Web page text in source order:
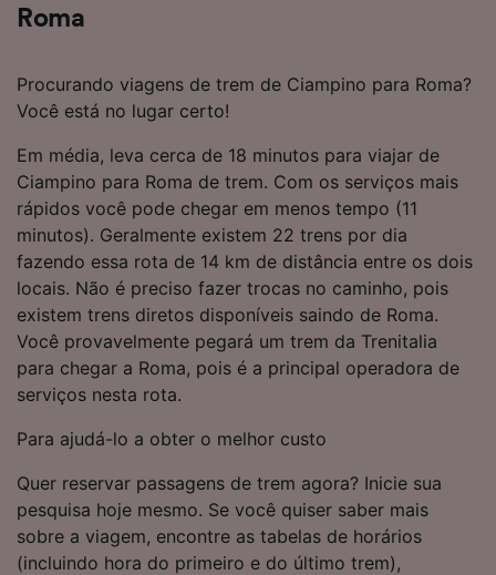
Roma
Procurando viagens de trem de Ciampino para Roma?
Você está no lugar certo!
Em média, leva cerca de 18 minutos para viajar de
Ciampino para Roma de trem. Com os serviços mais
rápidos você pode chegar em menos tempo (11
minutos). Geralmente existem 22 trens por dia
fazendo essa rota de 14 km de distância entre os dois
locais. Não é preciso fazer trocas no caminho, pois
existem trens diretos disponíveis saindo de Roma.
Você provavelmente pegará um trem da Trenitalia
para chegar a Roma, pois é a principal operadora de
serviços nesta rota.
Para ajudá-lo a obter o melhor custo
Quer reservar passagens de trem agora? Inicie sua
pesquisa hoje mesmo. Se você quiser saber mais
sobre a viagem, encontre as tabelas de horários
(incluindo hora do primeiro e do último trem),